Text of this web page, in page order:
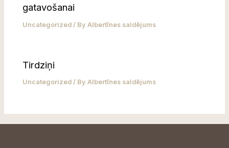
gatavošanai
Uncategorized / ByAlbertīnes saldējums
Tirdziņi
Uncategorized / ByAlbertīnes saldējums